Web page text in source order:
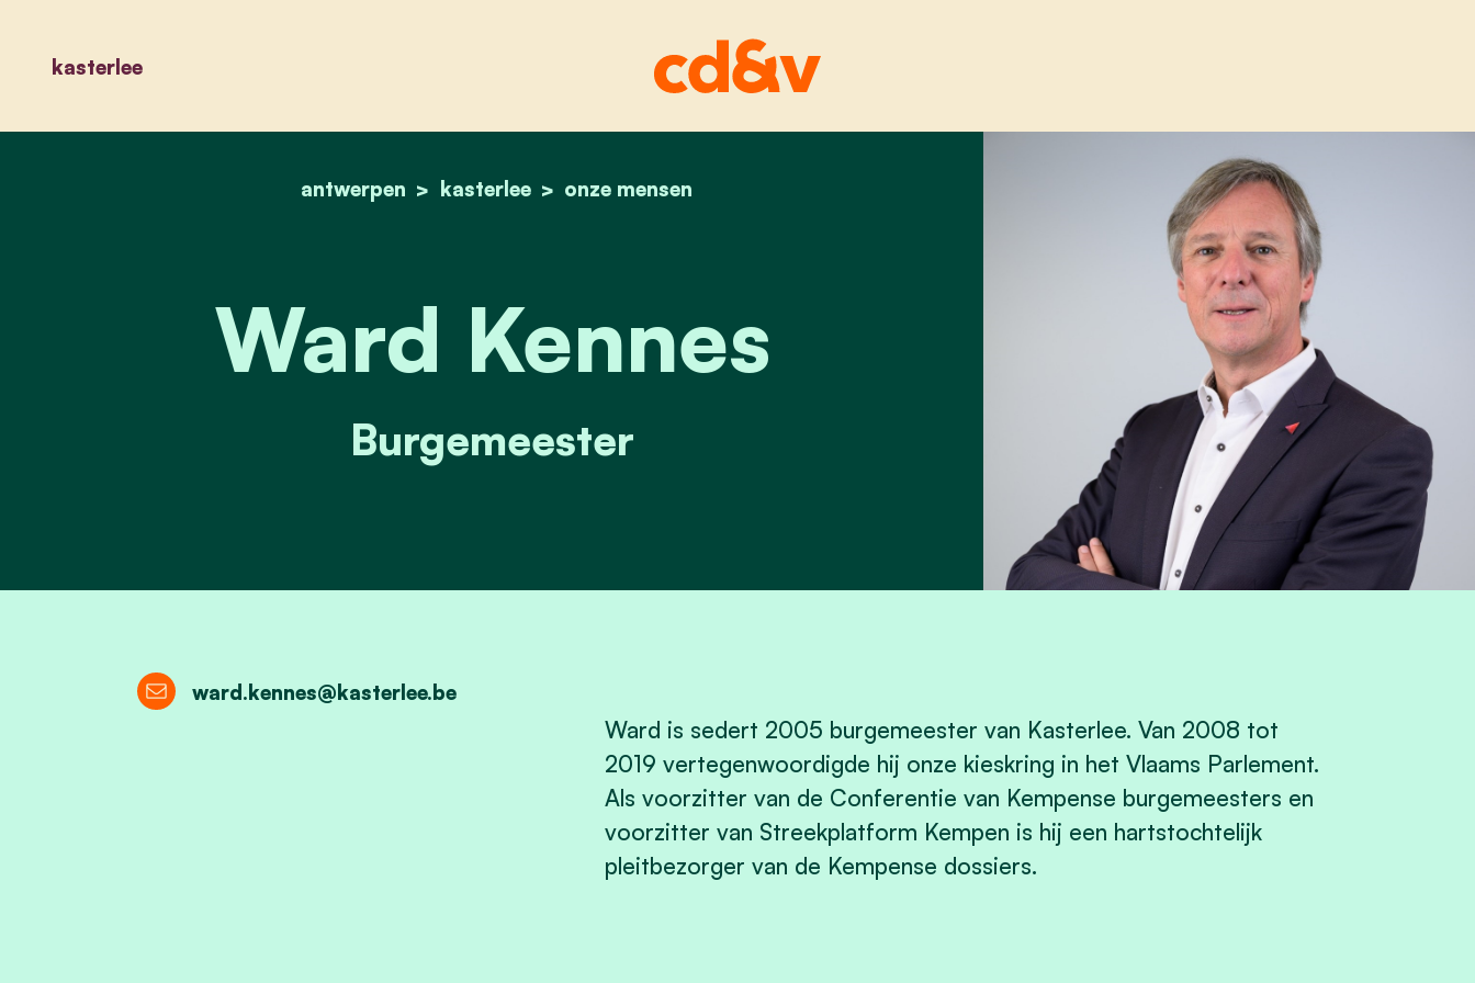
kasterlee
home
antwerpen kasterlee onze mensen
ward kennes
Ward Kennes
Burgemeester
Ward is sedert 2005 burgemeester van Kasterlee. Van 2008 tot
2019 vertegenwoordigde hij onze kieskring in het Vlaams Parlement.
Als voorzitter van de Conferentie van Kempense burgemeesters en
voorzitter van Streekplatform Kempen is hij een hartstochtelijk
pleitbezorger van de Kempense dossiers.
ward.kennes@kasterlee.be